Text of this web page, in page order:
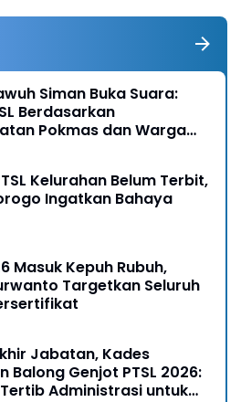
Siman Buka Suara:
Berdasarkan
Pokmas dan Warga
Kelurahan Belum Terbit,
Ingatkan Bahaya
Masuk Kepuh Rubuh,
Targetkan Seluruh
Jabatan, Kades
Balong Genjot PTSL 2026:
Administrasi untuk